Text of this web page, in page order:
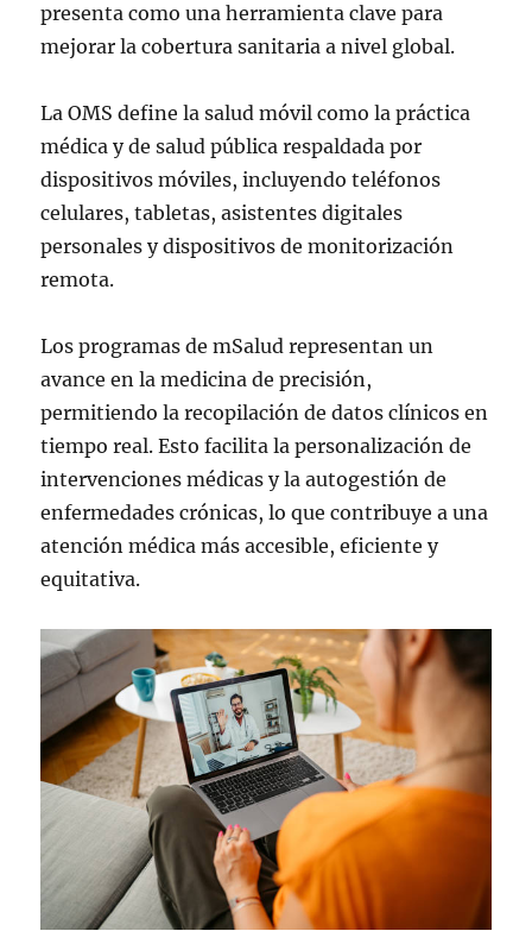
presenta como una herramienta clave para
mejorar la cobertura sanitaria a nivel global.
La OMS define la salud móvil como la práctica
médica y de salud pública respaldada por
dispositivos móviles, incluyendo teléfonos
celulares, tabletas, asistentes digitales
personales y dispositivos de monitorización
remota.
Los programas de mSalud representan un
avance en la medicina de precisión,
permitiendo la recopilación de datos clínicos en
tiempo real. Esto facilita la personalización de
intervenciones médicas y la autogestión de
enfermedades crónicas, lo que contribuye a una
atención médica más accesible, eficiente y
equitativa.